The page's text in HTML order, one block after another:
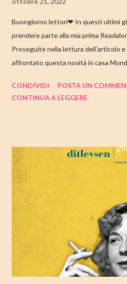
Buongiorno lettori❤ In questi ultimi
prendere parte alla mia prima
Proseguite nella lettura dell'articolo e
affrontato questa novità in casa
ringraziamenti. Nell'articolo di seguito
ROMANZO PAGINE: 348 PREZZO:
impiegato nella biblioteca
madre, Margaret, una poetessa di
quando lui aveva solo nove anni in
che una sua poesi...
CONDIVIDI
POSTA UN
CONTINUA A LEGGERE